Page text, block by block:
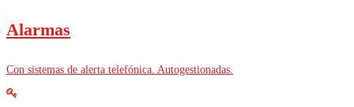
Alarmas
Con sistemas de alerta telefónica. Autogestionadas.